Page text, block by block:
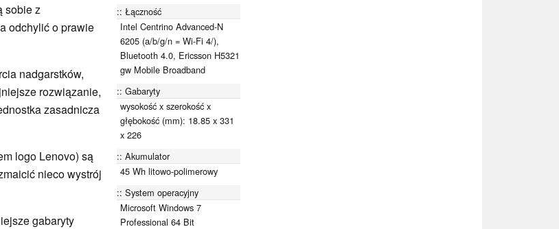
sobie z
odchylić o prawie
nadgarstków,
rozwiązanie,
zasadnicza
logo Lenovo) są
nieco wystrój
gabaryty
Łączność
Intel Centrino Advanced-N
6205 (a/b/g/n = Wi-Fi 4/),
Bluetooth 4.0, Ericsson H5321
gw Mobile Broadband
Gabaryty
wysokość x szerokość x
głębokość (mm): 18.85 x 331
x 226
Akumulator
45 Wh litowo-polimerowy
System operacyjny
Microsoft Windows 7
Professional 64 Bit